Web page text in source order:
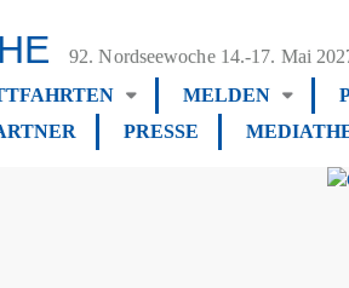
92. Nordseewoche 14.-17. Mai
MELDEN
PRESSE